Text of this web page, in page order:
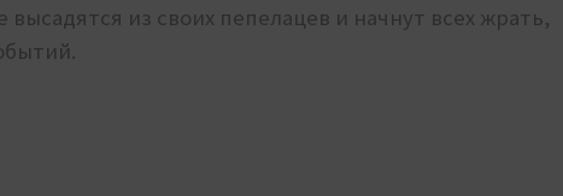
из своих пепелацев и начнут всех жрать,